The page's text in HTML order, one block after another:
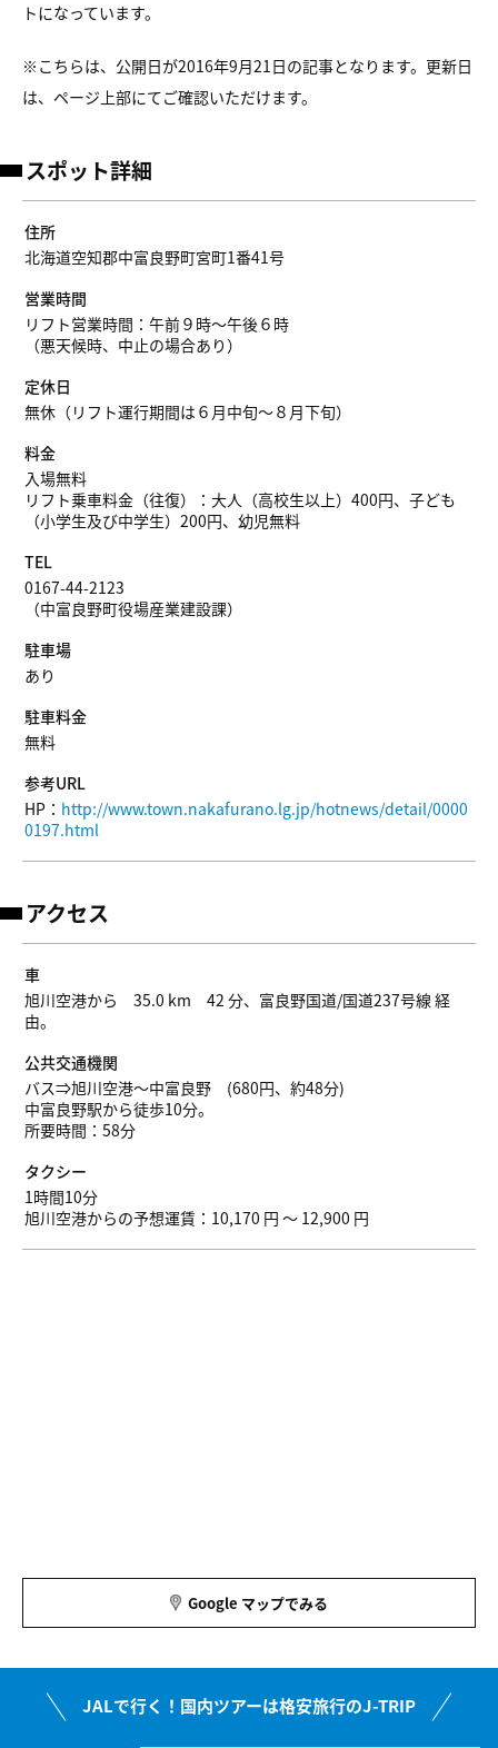
トになっています。
※こちらは、公開日が2016年9月21日の記事となります。更新日
は、ページ上部にてご確認いただけます。
スポット詳細
住所
北海道空知郡中富良野町宮町1番41号
営業時間
リフト営業時間：午前９時～午後６時
（悪天候時、中止の場合あり）
定休日
無休（リフト運行期間は６月中旬～８月下旬）
料金
入場無料
リフト乗車料金（往復）：大人（高校生以上）400円、子ども
（小学生及び中学生）200円、幼児無料
TEL
0167-44-2123
（中富良野町役場産業建設課）
駐車場
あり
駐車料金
無料
参考URL
HP： http://www.town.nakafurano.lg.jp/hotnews/detail/0000
0197.html
アクセス
車
旭川空港から 35.0 km 42 分、富良野国道/国道237号線 経
由。
公共交通機関
バス⇒旭川空港～中富良野 (680円、約48分)
中富良野駅から徒歩10分。
所要時間：58分
タクシー
1時間10分
旭川空港からの予想運賃：10,170 円 ～ 12,900 円
Google マップでみる
JALで行く！国内ツアーは格安旅行のJ-TRIP